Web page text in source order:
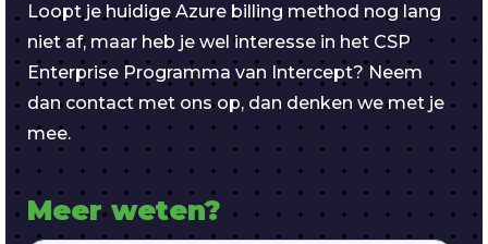
Loopt je huidige Azure billing method nog lang
niet af, maar heb je wel interesse in het CSP
Enterprise Programma van Intercept? Neem
dan contact met ons op, dan denken we met je
mee.
Meer weten?